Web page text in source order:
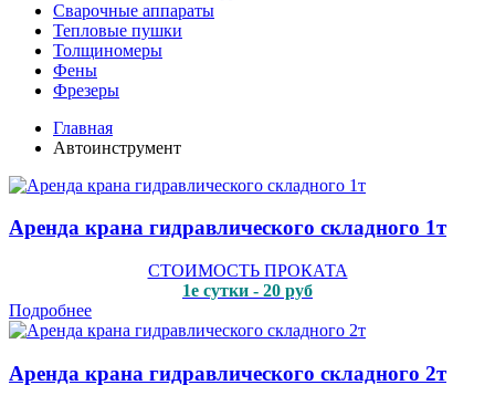
Сварочные аппараты
Тепловые пушки
Толщиномеры
Фены
Фрезеры
Главная
Автоинструмент
Аренда крана гидравлического складного 1т
СТОИМОСТЬ ПРОКАТА
1е сутки - 20 руб
Подробнее
Аренда крана гидравлического складного 2т